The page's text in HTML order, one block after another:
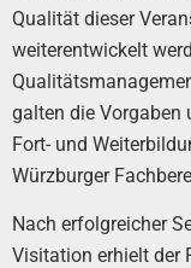
Qualität dieser
weiterentwickelt
galten die Vorgaben
Fort- und
Würzburger
Nach erfolgreicher
Visitation erhielt der